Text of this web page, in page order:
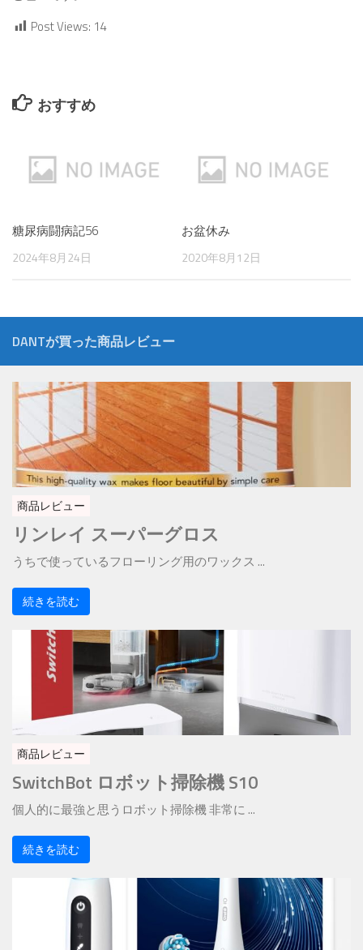
Post Views: 14
おすすめ
糖尿病闘病記56
2024年8月24日
お盆休み
2020年8月12日
DANTが買った商品レビュー
商品レビュー
リンレイ スーパーグロス
うちで使っているフローリング用のワックス ...
続きを読む
商品レビュー
SwitchBot ロボット掃除機 S10
個人的に最強と思うロボット掃除機 非常に ...
続きを読む